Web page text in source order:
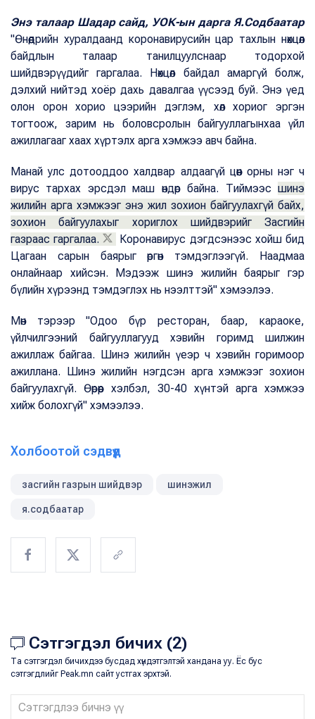
Энэ талаар Шадар сайд, УОК-ын дарга Я.Содбаатар
"Өнөөдрийн хуралдаанд коронавирусийн цар тахлын нөхцөл
байдлын талаар танилцуулснаар тодорхой
шийдвэрүүдийг гаргалаа. Нөхцөл байдал амаргүй болж,
дэлхий нийтэд хоёр дахь давалгаа үүсээд буй. Энэ үед
олон орон хорио цээрийн дэглэм, хөл хориог эргэн
тогтоож, зарим нь боловсролын байгууллагынхаа үйл
ажиллагааг хаах хүртэлх арга хэмжээ авч байна.
Манай улс дотооддоо халдвар алдаагүй цөөн орны нэг ч
вирус тархах эрсдэл маш өндөр байна. Тиймээс шинэ
жилийн арга хэмжээг энэ жил зохион байгуулахгүй байх,
зохион байгуулахыг хориглох шийдвэрийг Засгийн
газраас гаргалаа.
Коронавирус дэгдсэнээс хойш бид
Цагаан сарын баярыг өргөн тэмдэглээгүй. Наадмаа
онлайнаар хийсэн. Мэдээж шинэ жилийн баярыг гэр
бүлийн хүрээнд тэмдэглэх нь нээлттэй" хэмээлээ.
Мөн тэрээр "Одоо бүр ресторан, баар, караоке,
үйлчилгээний байгууллагууд хэвийн горимд шилжин
ажиллаж байгаа. Шинэ жилийн үеэр ч хэвийн горимоор
ажиллана. Шинэ жилийн нэгдсэн арга хэмжээг зохион
байгуулахгүй. Өөрөөр хэлбэл, 30-40 хүнтэй арга хэмжээ
хийж болохгүй" хэмээлээ.
Холбоотой сэдвүүд
засгийн газрын шийдвэр шинэжил
я.содбаатар
Сэтгэгдэл бичих (2)
Та сэтгэгдэл бичихдээ бусдад хүндэтгэлтэй хандана уу. Ёс бус
сэтгэгдлийг Peak.mn сайт устгах эрхтэй.